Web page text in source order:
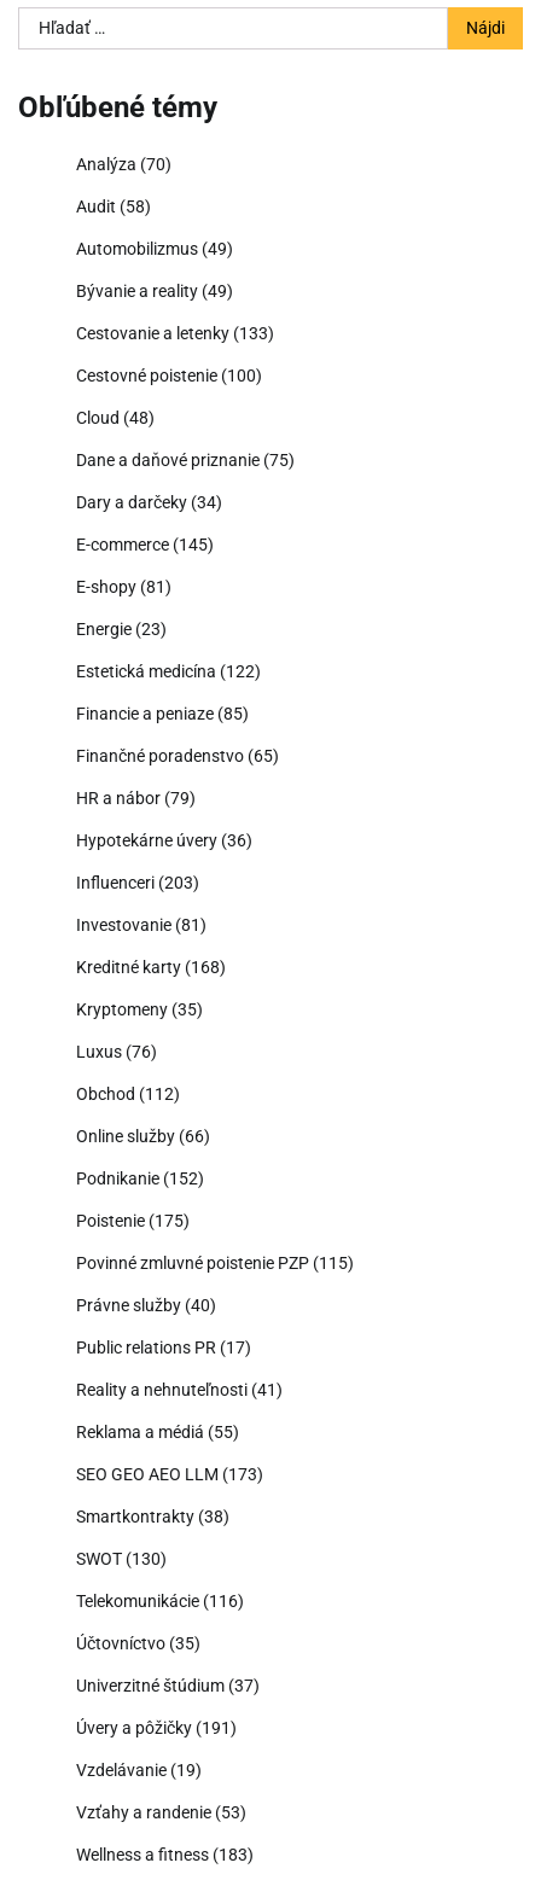
Hľadať:
Obľúbené témy
Analýza (70)
Audit (58)
Automobilizmus (49)
Bývanie a reality (49)
Cestovanie a letenky (133)
Cestovné poistenie (100)
Cloud (48)
Dane a daňové priznanie (75)
Dary a darčeky (34)
E-commerce (145)
E-shopy (81)
Energie (23)
Estetická medicína (122)
Financie a peniaze (85)
Finančné poradenstvo (65)
HR a nábor (79)
Hypotekárne úvery (36)
Influenceri (203)
Investovanie (81)
Kreditné karty (168)
Kryptomeny (35)
Luxus (76)
Obchod (112)
Online služby (66)
Podnikanie (152)
Poistenie (175)
Povinné zmluvné poistenie PZP (115)
Právne služby (40)
Public relations PR (17)
Reality a nehnuteľnosti (41)
Reklama a médiá (55)
SEO GEO AEO LLM (173)
Smartkontrakty (38)
SWOT (130)
Telekomunikácie (116)
Účtovníctvo (35)
Univerzitné štúdium (37)
Úvery a pôžičky (191)
Vzdelávanie (19)
Vzťahy a randenie (53)
Wellness a fitness (183)